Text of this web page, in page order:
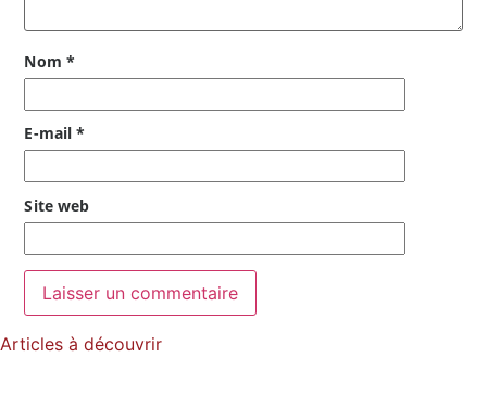
Nom *
E-mail*
Site web
Articles à découvrir